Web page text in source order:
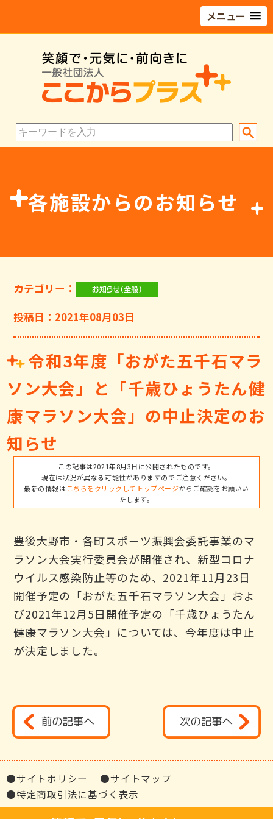
メニュー
各施設からのお知らせ
カテゴリー：
投稿日：2021年08月03日
令和3年度「おがた五千石マラ
ソン大会」と「千歳ひょうたん健
康マラソン大会」の中止決定のお
知らせ
この記事は2021年8月3日に公開されたものです。
現在は状況が異なる可能性がありますのでご注意ください。
最新の情報は こちらをクリックしてトップページからご確認をお願いい
たします。
豊後大野市・各町スポーツ振興会委託事業のマ
ラソン大会実行委員会が開催され、新型コロナ
ウイルス感染防止等のため、2021年11月23日
開催予定の「おがた五千石マラソン大会」およ
び2021年12月5日開催予定の「千歳ひょうたん
健康マラソン大会」については、今年度は中止
が決定しました。
●サイトポリシー
●サイトマップ
●特定商取引法に基づく表示